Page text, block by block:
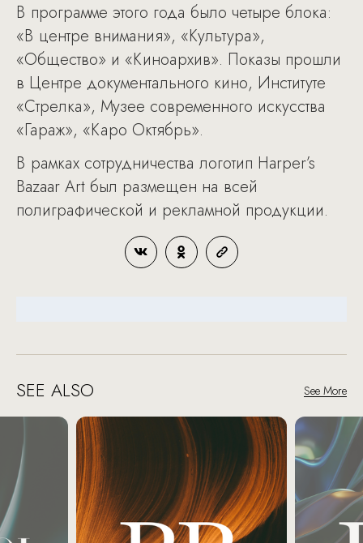
В программе этого года было четыре блока:
«В центре внимания», «Культура»,
«Общество» и «Киноархив». Показы прошли
в Центре документального кино, Институте
«Стрелка», Музее современного искусства
«Гараж», «Каро Октябрь».
В рамках сотрудничества логотип Harper’s
Bazaar Art был размещен на всей
полиграфической и рекламной продукции.
SEE ALSO See More